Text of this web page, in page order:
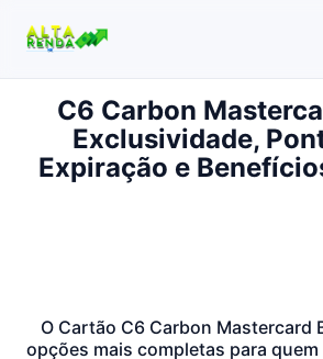
Inicial
Cartão de Crédito
Buscar no site
C6 Carbon
Exclusividade,
Expiração e
O Cartão C6 Carbon Mastercard
opções mais completas para